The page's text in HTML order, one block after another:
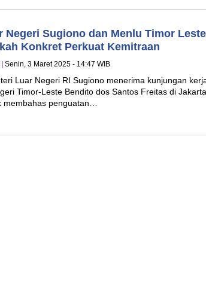
Negeri Sugiono dan Menlu Timor Leste
Konkret Perkuat Kemitraan
| Senin, 3 Maret 2025 - 14:47 WIB
Luar Negeri RI Sugiono menerima kunjungan
Timor-Leste Bendito dos Santos Freitas di Jakarta
membahas penguatan…